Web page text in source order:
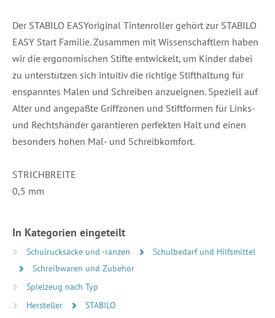
Der STABILO EASYoriginal Tintenroller gehört zur STABILO
EASY Start Familie. Zusammen mit Wissenschaftlern haben
wir die ergonomischen Stifte entwickelt, um Kinder dabei
zu unterstützen sich intuitiv die richtige Stifthaltung für
enspanntes Malen und Schreiben anzueignen. Speziell auf
Alter und angepaßte Griffzonen und Stiftformen für Links-
und Rechtshänder garantieren perfekten Halt und einen
besonders hohen Mal- und Schreibkomfort.
STRICHBREITE
0,5 mm
In Kategorien eingeteilt
Schulrucksäcke und -ranzen
Schulbedarf und Hilfsmittel
Schreibwaren und Zubehör
Spielzeug nach Typ
Hersteller
STABILO